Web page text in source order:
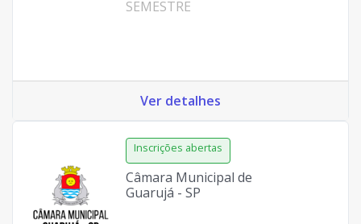
SEMESTRE
Ver detalhes
Câmara Municipal de
Guarujá - SP